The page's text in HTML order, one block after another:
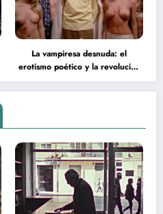
La vampiresa desnuda: el
erotismo poético y la revolución
psicodélica de Jean Rollin